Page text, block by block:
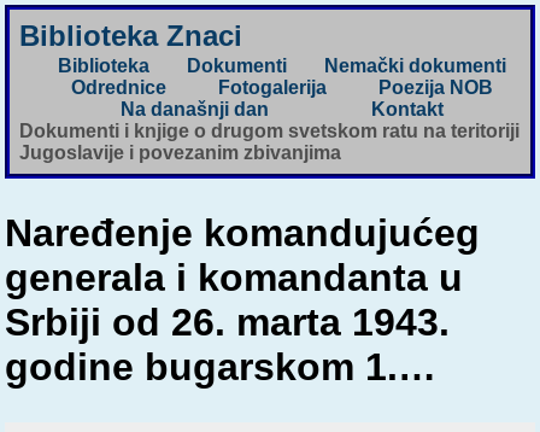
Biblioteka Znaci
Biblioteka Dokumenti
Nemački dokumenti
Odrednice
Fotogalerija
Poezija NOB
Na današnji dan
Kontakt
Dokumenti i knjige o drugom svetskom ratu na teritoriji
Jugoslavije i povezanim zbivanjima
Naređenje komandujućeg
generala i komandanta u
Srbiji od 26. marta 1943.
godine bugarskom 1.…